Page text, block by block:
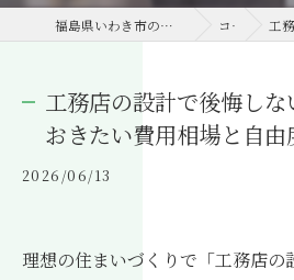
福島県いわき市の工務店なら株式会社ヒロ・工房 コラム 工務店
工務店の設計で後悔し
おきたい費用相場と自由
2026/06/13
理想の住まいづくりで「工務店の